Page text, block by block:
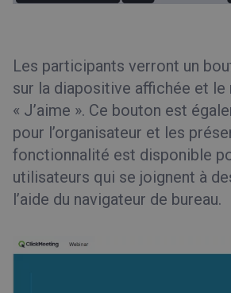
Les participants verront un
sur la diapositive affichée et
« J’aime ». Ce bouton est
pour l’organisateur et les
fonctionnalité est disponible
utilisateurs qui se joignent à
l’aide du navigateur de bureau.